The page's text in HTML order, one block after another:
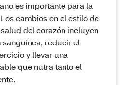
es importante para la
cambios en el estilo de
del corazón incluyen
reducir el
y llevar una
que nutra tanto el